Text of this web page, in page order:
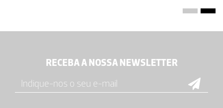
RECEBA A NOSSA NEWSLETTER